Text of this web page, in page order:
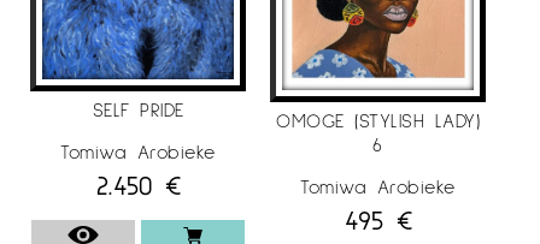
de col·leccions privades als Estats Units, Europa
i Nigèria.
EXPOSICIONS:
2024
SELF PRIDE
Tomiwa Arobieke
2.450 €
OMOGE (STYLISH LADY)
6
Tomiwa Arobieke
495 €